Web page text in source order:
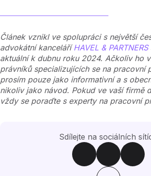
Článek vznikl ve spolupráci s největší
advokátní kanceláříHAVEL & PARTNERS
aktuální k dubnu roku 2024. Ačkoliv ho
právníků specializujících se na pracovní
prosím pouze jako informativní a s
nikoliv jako návod. Pokud ve vaší firmě
vždy se poraďte s experty na pracovní
Sdílejte na sociálních